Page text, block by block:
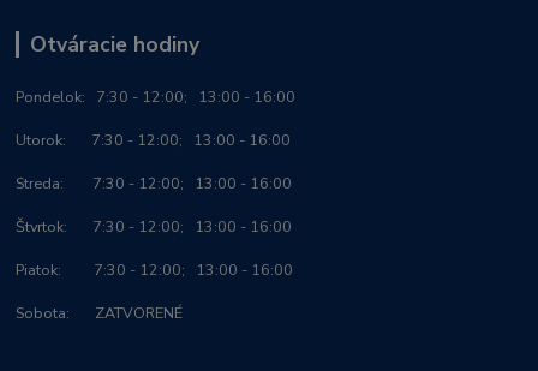
Otváracie hodiny
Pondelok: 7:30 - 12:00; 13:00 - 16:00
Utorok: 7:30 - 12:00; 13:00 - 16:00
Streda: 7:30 - 12:00; 13:00 - 16:00
Štvrtok: 7:30 - 12:00; 13:00 - 16:00
Piatok: 7:30 - 12:00; 13:00 - 16:00
Sobota: ZATVORENÉ